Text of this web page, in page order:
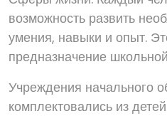
возможность развить
умения, навыки и опыт.
предназначение
Учреждения начального
комплектовались из